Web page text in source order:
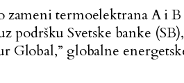
zameni termoelektrana A i
podršku Svetske banke
globalne